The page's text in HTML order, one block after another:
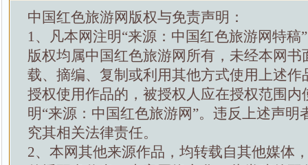
中国红色旅游网版权与免责声明：
1、凡本网注明“来源：中国红色旅游网特稿
版权均属中国红色旅游网所有，未经本网书
载、摘编、复制或利用其他方式使用上述作
授权使用作品的，被授权人应在授权范围内
明“来源：中国红色旅游网”。违反上述声明
究其相关法律责任。
2、本网其他来源作品，均转载自其他媒体